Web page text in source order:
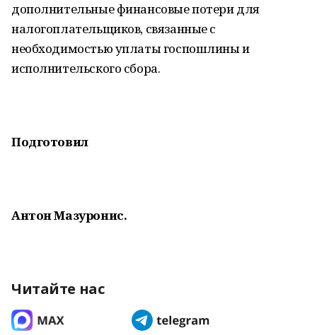
дополнительные финансовые потери для
налогоплательщиков, связанные с
необходимостью уплаты госпошлины и
исполнительского сбора.
Подготовил
Антон Мазуронис.
Читайте нас